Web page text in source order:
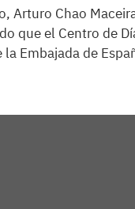
Arturo Chao
que el Centro de
Embajada de